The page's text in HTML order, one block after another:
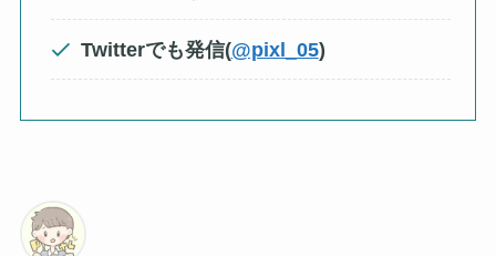
Twitterでも発信(@pixl_05)